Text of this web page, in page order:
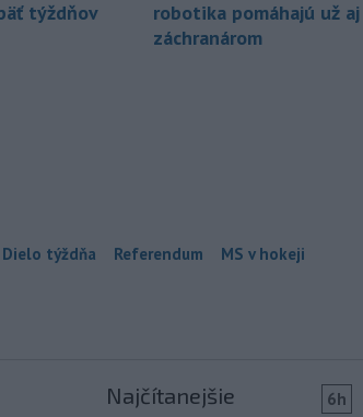
týždňov
robotika pomáhajú už aj
záchranárom
Dielo týždňa Referendum MS v hokeji
Najčítanejšie 6h